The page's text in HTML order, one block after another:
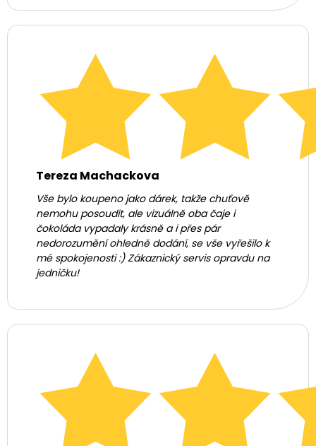
Tereza Machackova
Vše bylo koupeno jako dárek, takže chuťově
nemohu posoudit, ale vizuálně oba čaje i
čokoláda vypadaly krásně a i přes pár
nedorozumění ohledně dodání, se vše vyřešilo k
mé spokojenosti :) Zákaznický servis opravdu na
jedničku!